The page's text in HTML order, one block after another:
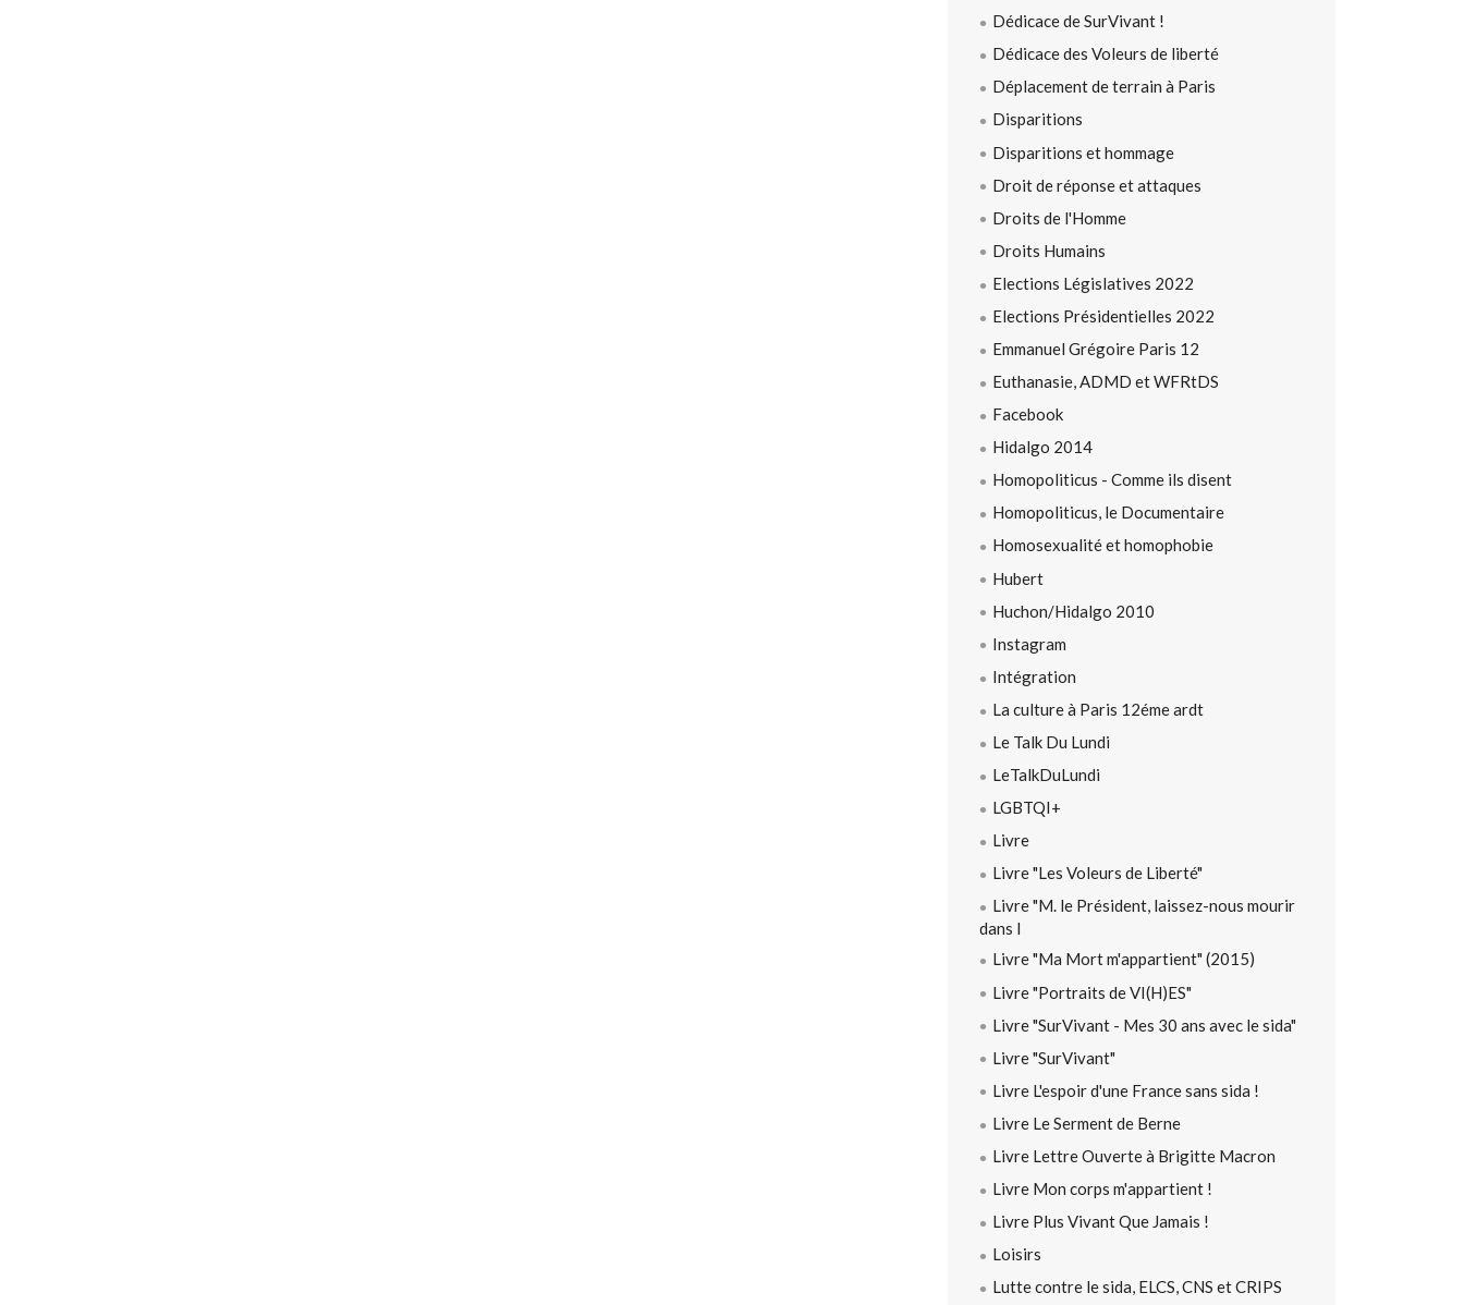
Dédicace de SurVivant !
Dédicace des Voleurs de liberté
Déplacement de terrain à Paris
Disparitions
Disparitions et hommage
Droit de réponse et attaques
Droits de l'Homme
Droits Humains
Elections Législatives 2022
Elections Présidentielles 2022
Emmanuel Grégoire Paris 12
Euthanasie, ADMD et WFRtDS
Facebook
Hidalgo 2014
Homopoliticus - Comme ils disent
Homopoliticus, le Documentaire
Homosexualité et homophobie
Hubert
Huchon/Hidalgo 2010
Instagram
Intégration
La culture à Paris 12éme ardt
Le Talk Du Lundi
LeTalkDuLundi
LGBTQI+
Livre
Livre "Les Voleurs de Liberté"
Livre "M. le Président, laissez-nous mourir
dans l
Livre "Ma Mort m'appartient" (2015)
Livre "Portraits de VI(H)ES"
Livre "SurVivant - Mes 30 ans avec le sida"
Livre "SurVivant"
Livre L'espoir d'une France sans sida !
Livre Le Serment de Berne
Livre Lettre Ouverte à Brigitte Macron
Livre Mon corps m'appartient !
Livre Plus Vivant Que Jamais !
Loisirs
Lutte contre le sida, ELCS, CNS et CRIPS